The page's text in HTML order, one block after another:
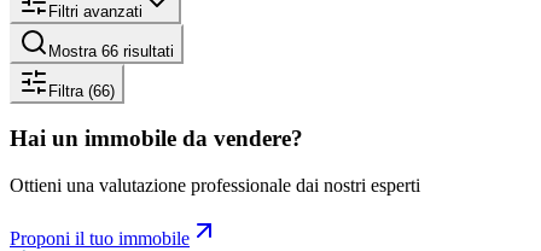
Filtri avanzati
Mostra 66 risultati
Filtra (66)
Hai un immobile da vendere?
Ottieni una valutazione professionale dai nostri esperti
Proponi il tuo immobile